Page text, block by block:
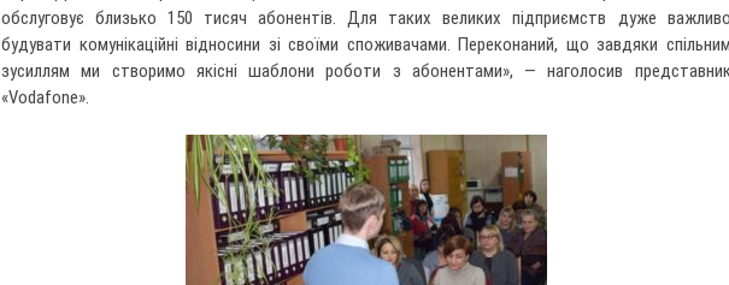
обслуговує близько 150 тисяч абонентів. Для таких великих підприємств дуже важливо
будувати комунікаційні відносини зі своїми споживачами. Переконаний, що завдяки спільним
зусиллям ми створимо якісні шаблони роботи з абонентами», — наголосив
«Vodafone».